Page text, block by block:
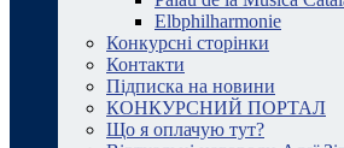
Elbphilharmonie
Конкурсні сторінки
Контакти
Підписка на новини
КОНКУРСНИЙ ПОРТАЛ
Що я оплачую тут?